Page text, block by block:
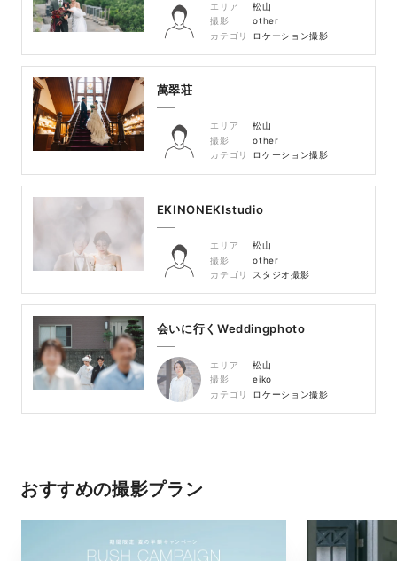
エリア
松山
撮影
other
カテゴリ
ロケーション撮影
萬翠荘
エリア
松山
撮影
other
カテゴリ
ロケーション撮影
EKINONEKIstudio
エリア
松山
撮影
other
カテゴリ
スタジオ撮影
会いに行くWeddingphoto
エリア
松山
撮影
eiko
カテゴリ
ロケーション撮影
おすすめの撮影プラン